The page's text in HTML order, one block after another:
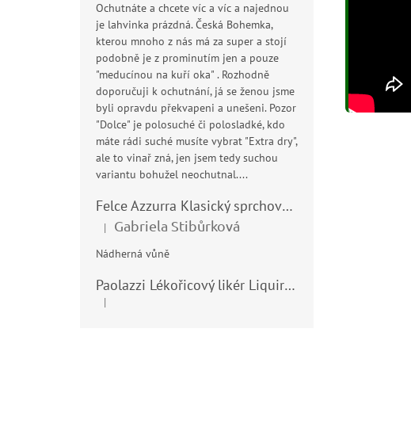
Ochutnáte a chcete víc a víc a najednou
je lahvinka prázdná. Česká Bohemka,
kterou mnoho z nás má za super a stojí
podobně je z prominutím jen a pouze
"meducínou na kuří oka" . Rozhodně
doporučuji k ochutnání, já se ženou jsme
byli opravdu překvapeni a unešeni. Pozor
"Dolce" je polosuché či polosladké, kdo
máte rádi suché musíte vybrat "Extra dry",
ale to vinař zná, jen jsem tedy suchou
variantu bohužel neochutnal....
Felce Azzurra Klasický sprchový gel - doccia gel 400ml
Hodnocení produktu je 5 z 5 hvězdiček.
| Gabriela Stibůrková
Nádherná vůně
Paolazzi Lékořicový likér Liquirizia 24% 0,7L
Hodnocení produktu je 5 z 5 hvězdiček.
|